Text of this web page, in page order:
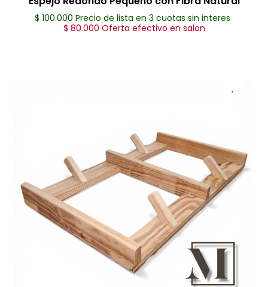
$ 100.000 Precio de lista en 3 cuotas sin interes
$ 80.000 Oferta efectivo en salon